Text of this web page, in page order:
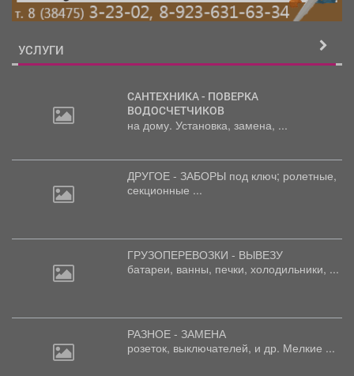
УСЛУГИ
САНТЕХНИКА - ПОВЕРКА
ВОДОСЧЕТЧИКОВ
на дому. Установка, замена, ...
ДРУГОЕ - ЗАБОРЫ под ключ; ролетные,
секционные ...
ГРУЗОПЕРЕВОЗКИ - ВЫВЕЗУ
батареи, ванны, печки, холодильники, ...
РАЗНОЕ - ЗАМЕНА
розеток, выключателей, и др. Мелкие ...